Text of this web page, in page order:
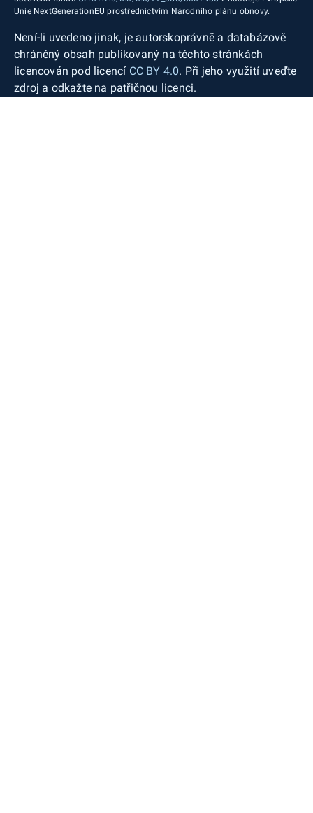
Unie NextGenerationEU prostřednictvím Národního plánu obnovy.
Není-li uvedeno jinak, je autorskoprávně a databázově
chráněný obsah publikovaný na těchto stránkách
licencován pod licencí CC BY 4.0. Při jeho využití uveďte
zdroj a odkažte na patřičnou licenci.